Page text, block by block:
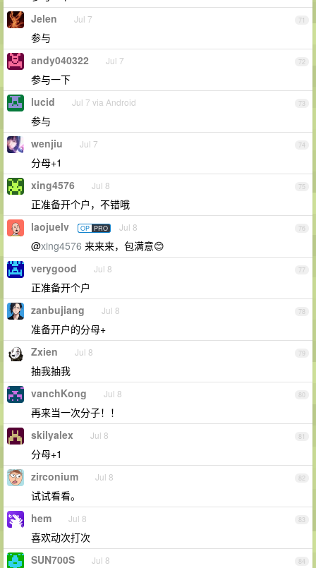
71
Jelen Jul 7
参与
72
andy040322 Jul 7
参与一下
73
lucid Jul 7 via Android
参与
74
wenjiu Jul 7
分母+1
75
xing4576 Jul 8
正准备开个户，不错哦
76
laojuelv OP PRO Jul 8
@xing4576 来来来，包满意😊
77
verygood Jul 8
正准备开个户
78
zanbujiang Jul 8
准备开户的分母+
79
Zxien Jul 8
抽我抽我
80
vanchKong Jul 8
再来当一次分子！！
81
skilyalex Jul 8
分母+1
82
zirconium Jul 8
试试看看。
83
hem Jul 8
喜欢动次打次
84
SUN700S Jul 8